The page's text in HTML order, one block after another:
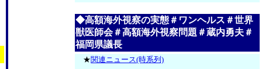
◆高額海外視察の実態＃ワンヘルス＃世界
獣医師会＃高額海外視察問題＃蔵内勇夫＃
福岡県議長
★関連ニュース(時系列)